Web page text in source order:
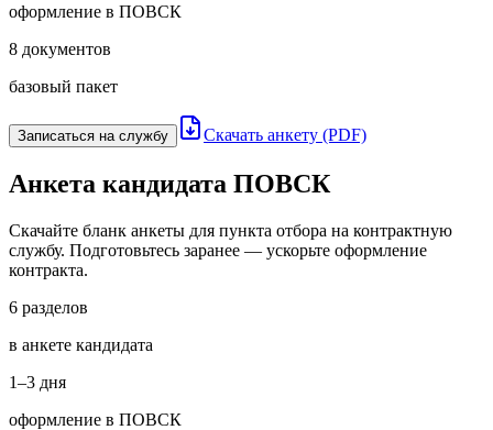
оформление в ПОВСК
8 документов
базовый пакет
Записаться на службу Скачать анкету (PDF)
Анкета кандидата ПОВСК
Скачайте бланк анкеты для пункта отбора на контрактную
службу. Подготовьтесь заранее — ускорьте оформление
контракта.
6 разделов
в анкете кандидата
1–3 дня
оформление в ПОВСК